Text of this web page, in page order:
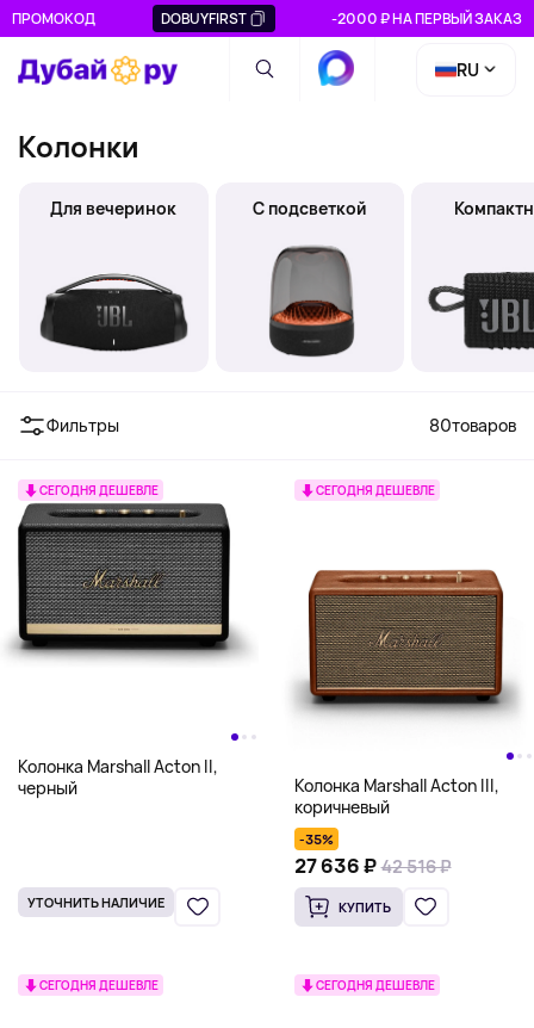
ПРОМОКОД DOBUYFIRST -2000 ₽ НА ПЕРВЫЙ ЗАКАЗ
RU
Колонки
Для вечеринок С подсветкой
Фильтры 80товаров
СЕГОДНЯ ДЕШЕВЛЕ
Колонка Marshall Acton II,
черный
УТОЧНИТЬ НАЛИЧИЕ
СЕГОДНЯ ДЕШЕВЛЕ
Колонка Marshall Acton III,
коричневый
-35%
27 636 ₽ 42 516 ₽
КУПИТЬ
СЕГОДНЯ ДЕШЕВЛЕ СЕГОДНЯ ДЕШЕВЛЕ